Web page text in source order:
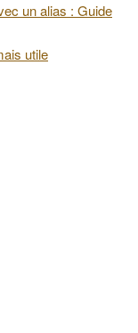
un alias : Guide
utile